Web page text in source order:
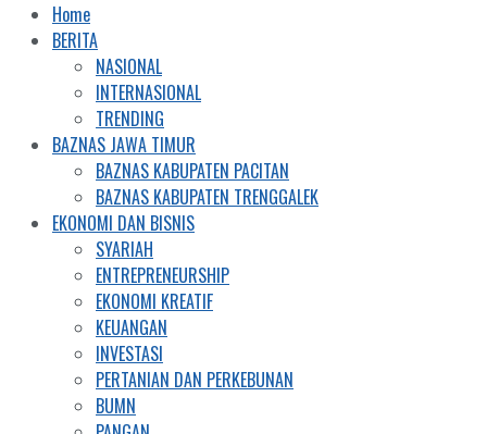
Home
BERITA
NASIONAL
INTERNASIONAL
TRENDING
BAZNAS JAWA TIMUR
BAZNAS KABUPATEN PACITAN
BAZNAS KABUPATEN TRENGGALEK
EKONOMI DAN BISNIS
SYARIAH
ENTREPRENEURSHIP
EKONOMI KREATIF
KEUANGAN
INVESTASI
PERTANIAN DAN PERKEBUNAN
BUMN